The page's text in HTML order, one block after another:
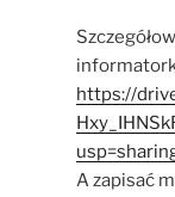
https://
A zapisać